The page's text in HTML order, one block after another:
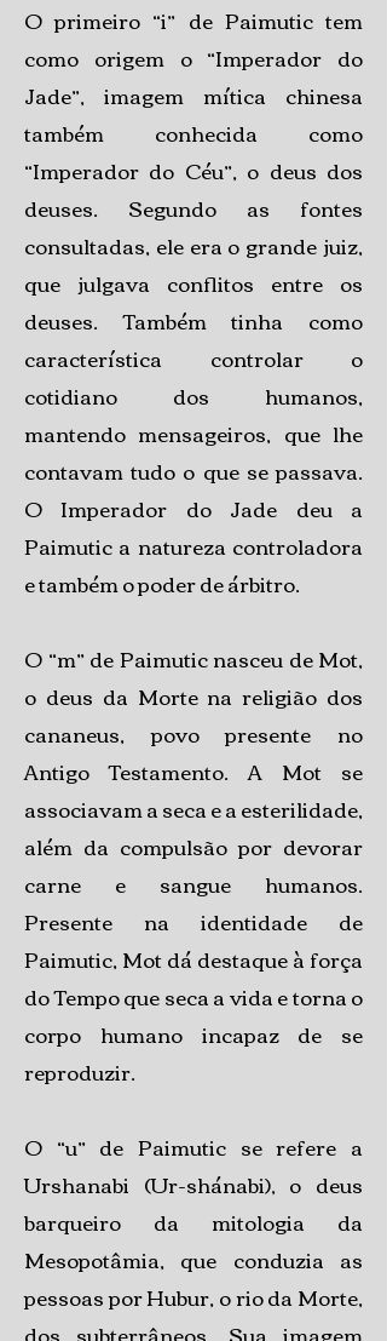
O primeiro “i” de Paimutic tem
como origem o “Imperador do
Jade”, imagem mítica chinesa
também conhecida como
“Imperador do Céu”, o deus dos
deuses. Segundo as fontes
consultadas, ele era o grande juiz,
que julgava conflitos entre os
deuses. Também tinha como
característica controlar o
cotidiano dos humanos,
mantendo mensageiros, que lhe
contavam tudo o que se passava.
O Imperador do Jade deu a
Paimutic a natureza controladora
e também o poder de árbitro.
O “m” de Paimutic nasceu de Mot,
o deus da Morte na religião dos
cananeus, povo presente no
Antigo Testamento. A Mot se
associavam a seca e a esterilidade,
além da compulsão por devorar
carne e sangue humanos.
Presente na identidade de
Paimutic, Mot dá destaque à força
do Tempo que seca a vida e torna o
corpo humano incapaz de se
reproduzir.
O “u” de Paimutic se refere a
Urshanabi (Ur-shánabi), o deus
barqueiro da mitologia da
Mesopotâmia, que conduzia as
pessoas por Hubur, o rio da Morte,